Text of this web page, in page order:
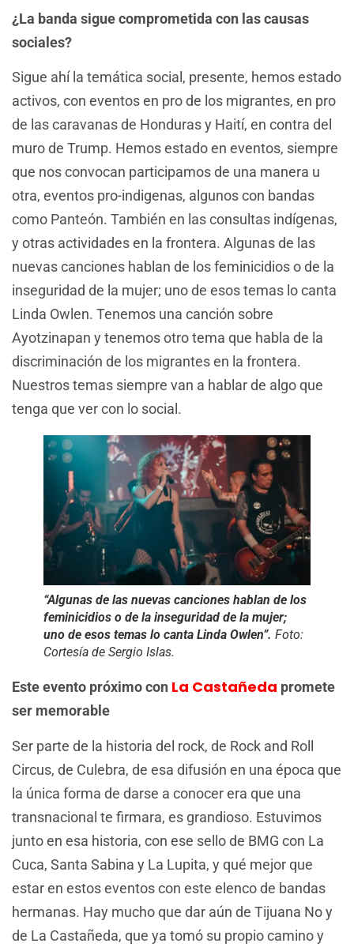
¿La banda sigue comprometida con las causas
sociales?
Sigue ahí la temática social, presente, hemos estado
activos, con eventos en pro de los migrantes, en pro
de las caravanas de Honduras y Haití, en contra del
muro de Trump. Hemos estado en eventos, siempre
que nos convocan participamos de una manera u
otra, eventos pro-indigenas, algunos con bandas
como Panteón. También en las consultas indígenas,
y otras actividades en la frontera. Algunas de las
nuevas canciones hablan de los feminicidios o de la
inseguridad de la mujer; uno de esos temas lo canta
Linda Owlen. Tenemos una canción sobre
Ayotzinapan y tenemos otro tema que habla de la
discriminación de los migrantes en la frontera.
Nuestros temas siempre van a hablar de algo que
tenga que ver con lo social.
“Algunas de las nuevas canciones hablan de los
feminicidios o de la inseguridad de la mujer;
uno de esos temas lo canta Linda Owlen”. Foto:
Cortesía de Sergio Islas.
Este evento próximo con La Castañeda promete
ser memorable
Ser parte de la historia del rock, de Rock and Roll
Circus, de Culebra, de esa difusión en una época que
la única forma de darse a conocer era que una
transnacional te firmara, es grandioso. Estuvimos
junto en esa historia, con ese sello de BMG con La
Cuca, Santa Sabina y La Lupita, y qué mejor que
estar en estos eventos con este elenco de bandas
hermanas. Hay mucho que dar aún de Tijuana No y
de La Castañeda, que ya tomó su propio camino y